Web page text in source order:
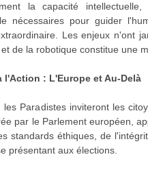
la capacité
nécessaires pour guider
Les enjeux n'ont
de la robotique constitue une
l'Action : L'Europe et Au-Delà
les Paradistes inviteront les
par le Parlement européen,
standards éthiques, de
présentant aux élections.